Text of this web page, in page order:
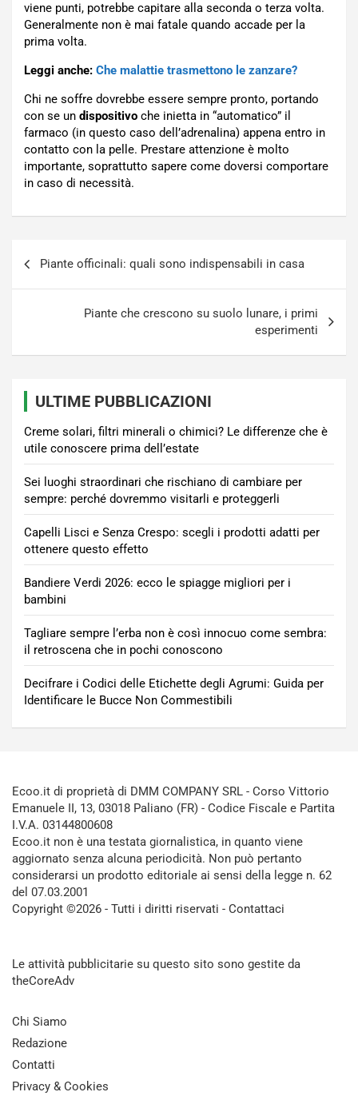
viene punti, potrebbe capitare alla seconda o terza volta.
Generalmente non è mai fatale quando accade per la
prima volta.
Leggi anche: Che malattie trasmettono le zanzare?
Chi ne soffre dovrebbe essere sempre pronto, portando
con se un dispositivo che inietta in “automatico” il
farmaco (in questo caso dell’adrenalina) appena entro in
contatto con la pelle. Prestare attenzione è molto
importante, soprattutto sapere come doversi comportare
in caso di necessità.
Piante officinali: quali sono indispensabili in casa
Piante che crescono su suolo lunare, i primi
esperimenti
ULTIME PUBBLICAZIONI
Creme solari, filtri minerali o chimici? Le differenze che è
utile conoscere prima dell’estate
Sei luoghi straordinari che rischiano di cambiare per
sempre: perché dovremmo visitarli e proteggerli
Capelli Lisci e Senza Crespo: scegli i prodotti adatti per
ottenere questo effetto
Bandiere Verdi 2026: ecco le spiagge migliori per i
bambini
Tagliare sempre l’erba non è così innocuo come sembra:
il retroscena che in pochi conoscono
Decifrare i Codici delle Etichette degli Agrumi: Guida per
Identificare le Bucce Non Commestibili
Ecoo.it di proprietà di DMM COMPANY SRL - Corso Vittorio
Emanuele II, 13, 03018 Paliano (FR) - Codice Fiscale e Partita
I.V.A. 03144800608
Ecoo.it non è una testata giornalistica, in quanto viene
aggiornato senza alcuna periodicità. Non può pertanto
considerarsi un prodotto editoriale ai sensi della legge n. 62
del 07.03.2001
Copyright ©2026 - Tutti i diritti riservati - Contattaci
Le attività pubblicitarie su questo sito sono gestite da
theCoreAdv
Chi Siamo
Redazione
Contatti
Privacy & Cookies